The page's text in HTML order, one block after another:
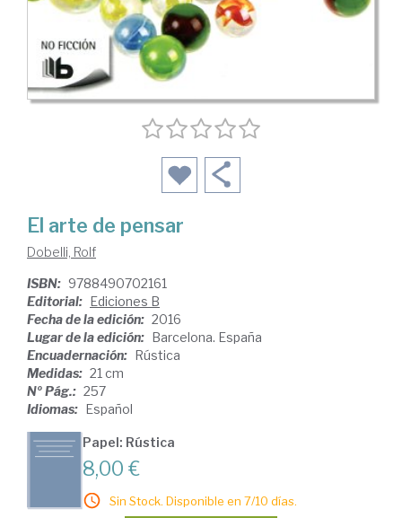
El arte de pensar
Dobelli, Rolf
ISBN: 9788490702161
Editorial: Ediciones B
Fecha de la edición: 2016
Lugar de la edición: Barcelona. España
Encuadernación: Rústica
Medidas: 21 cm
Nº Pág.: 257
Idiomas: Español
Papel: Rústica
8,00 €
Sin Stock. Disponible en 7/10 días.